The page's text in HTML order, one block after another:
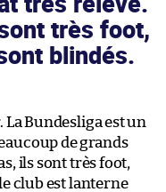
très foot,
blindés.
La Bundesliga est un
de grands
ils sont très foot,
club est lanterne